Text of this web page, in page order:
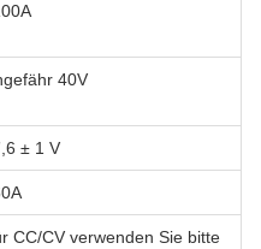
40V
± 1 V
CC/CV verwenden Sie bitte